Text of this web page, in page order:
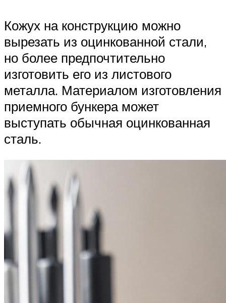
Кожух на конструкцию можно
вырезать из оцинкованной стали,
но более предпочтительно
изготовить его из листового
металла. Материалом изготовления
приемного бункера может
выступать обычная оцинкованная
сталь.